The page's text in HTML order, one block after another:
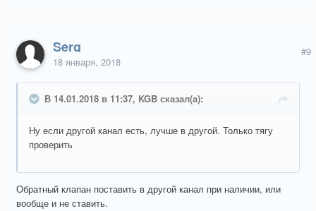
Serg
18 января, 2018
#9
В 14.01.2018 в 11:37, KGB сказал(а):
Ну если другой канал есть, лучше в другой. Только тягу
проверить
Обратный клапан поставить в другой канал при наличии, или
вообще и не ставить.